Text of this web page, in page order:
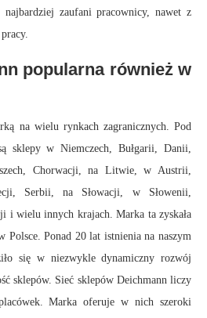
zaufani pracownicy, nawet z
popularna również w
na wielu rynkach zagranicznych. Pod
sklepy w Niemczech, Bułgarii, Danii,
Chorwacji, na Litwie, w Austrii,
Serbii, na Słowacji, w Słowenii,
i wielu innych krajach. Marka ta zyskała
Polsce. Ponad 20 lat istnienia na naszym
się w niezwykle dynamiczny rozwój
sklepów. Sieć sklepów Deichmann liczy
Marka oferuje w nich szeroki